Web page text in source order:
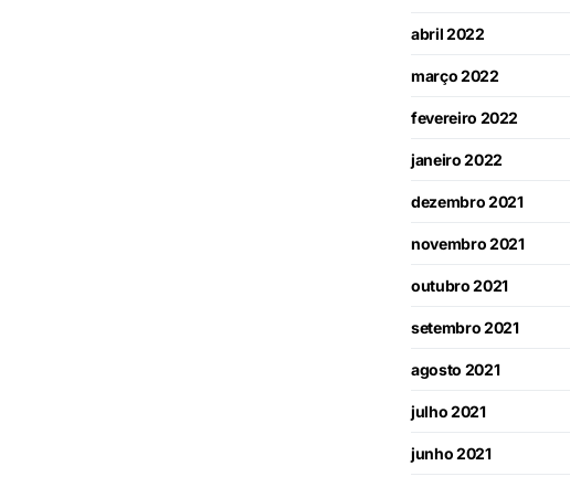
abril 2022
março 2022
fevereiro 2022
janeiro 2022
dezembro 2021
novembro 2021
outubro 2021
setembro 2021
agosto 2021
julho 2021
junho 2021